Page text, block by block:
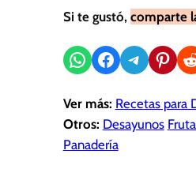
Si te gustó, comparte
Compartir en WhatsApp
Compartir en Facebook
Compartir enCompartir
Ver más: Recetas para
Otros: Desayunos
Panadería